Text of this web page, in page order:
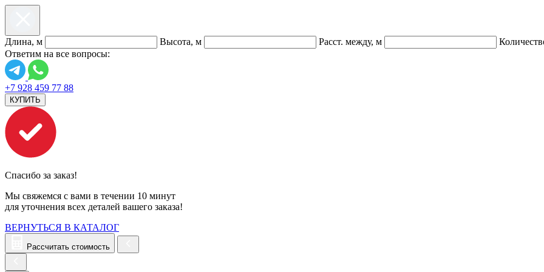
Длина, м Высота, м Расст. между, м
Ответим на все вопросы:
+7 928 459 77 88
КУПИТЬ
Спасибо за заказ!
Мы свяжемся с вами в течении 10 минут
для уточнения всех деталей вашего заказа!
ВЕРНУТЬСЯ В КАТАЛОГ
Рассчитать стоимость